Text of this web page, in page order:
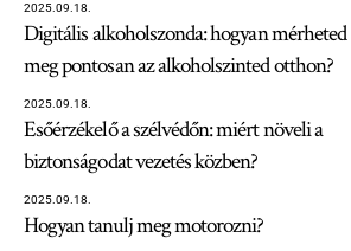
2025.09.18.
Digitális alkoholszonda: hogyan mérheted
meg pontosan az alkoholszinted otthon?
2025.09.18.
Esőérzékelő a szélvédőn: miért növeli a
biztonságodat vezetés közben?
2025.09.18.
Hogyan tanulj meg motorozni?